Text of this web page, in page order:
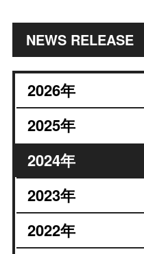
NEWS RELEASE
2026年
2025年
2024年
2023年
2022年